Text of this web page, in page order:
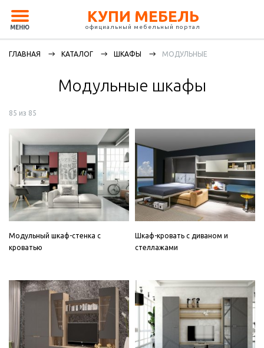
МЕНЮ
КУПИ МЕБЕЛЬ
официальный мебельный портал
ГЛАВНАЯ КАТАЛОГ ШКАФЫ МОДУЛЬНЫЕ
Модульные шкафы
85 из 85
Модульный шкаф-стенка с
кроватью
Шкаф-кровать с диваном и
стеллажами